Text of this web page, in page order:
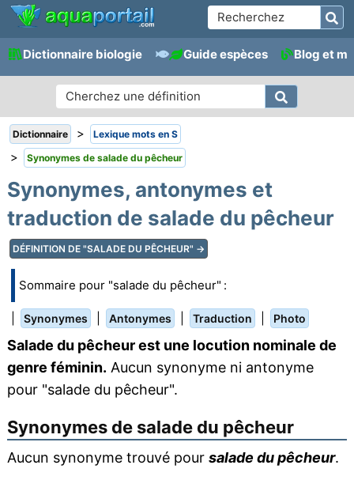
Dictionnaire biologie Guide espèces Blog et
Dictionnaire > Lexique mots en S
> Synonymes de salade du pêcheur
Synonymes, antonymes et
traduction de salade du pêcheur
DÉFINITION DE "SALADE DU PÊCHEUR" →
Sommaire pour "salade du pêcheur" :
Synonymes Antonymes Traduction Photo
Salade du pêcheur est une locution nominale de
genre féminin. Aucun synonyme ni antonyme
pour "salade du pêcheur".
Synonymes de salade du pêcheur
Aucun synonyme trouvé pour salade du pêcheur.